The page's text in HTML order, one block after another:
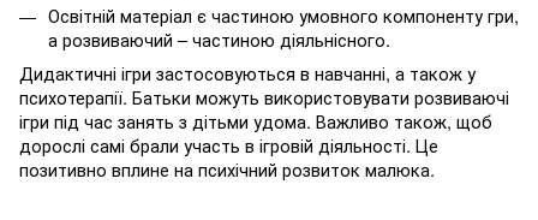
Освітній матеріал є частиною умовного компоненту гри,
а розвиваючий – частиною діяльнісного.
Дидактичні ігри застосовуються в навчанні, а також у
психотерапії. Батьки можуть використовувати розвиваючі
ігри під час занять з дітьми удома. Важливо також, щоб
дорослі самі брали участь в ігровій діяльності. Це
позитивно вплине на психічний розвиток малюка.